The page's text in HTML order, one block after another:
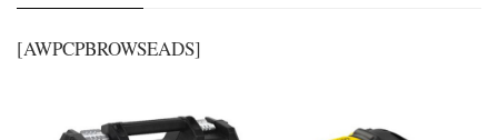
[AWPCPBROWSEADS]